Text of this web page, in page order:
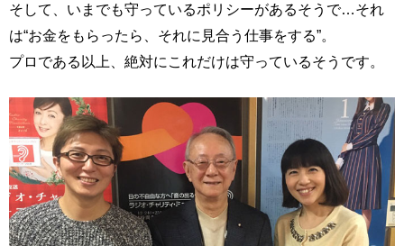
そして、いまでも守っているポリシーがあるそうで…それ
は“お金をもらったら、それに見合う仕事をする”。
プロである以上、絶対にこれだけは守っているそうです。